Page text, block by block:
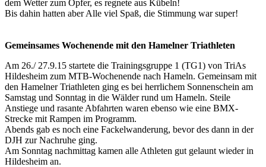
dem Wetter zum Opfer, es regnete aus Kübeln!
Bis dahin hatten aber Alle viel Spaß, die Stimmung war super!
Gemeinsames Wochenende mit den Hamelner Triathleten
Am 26./ 27.9.15 startete die Trainingsgruppe 1 (TG1) von TriAs
Hildesheim zum MTB-Wochenende nach Hameln. Gemeinsam mit
den Hamelner Triathleten ging es bei herrlichem Sonnenschein am
Samstag und Sonntag in die Wälder rund um Hameln. Steile
Anstiege und rasante Abfahrten waren ebenso wie eine BMX-
Strecke mit Rampen im Programm.
Abends gab es noch eine Fackelwanderung, bevor des dann in der
DJH zur Nachruhe ging.
Am Sonntag nachmittag kamen alle Athleten gut gelaunt wieder in
Hildesheim an.